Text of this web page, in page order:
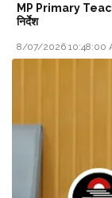
MP Primary
निर्देश
8/07/2026 10:48:00